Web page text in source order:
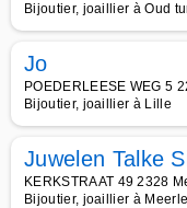
Bijoutier, joaillier à Oud
Jo
POEDERLEESE WEG 5
Bijoutier, joaillier à Lille
Juwelen Talke
KERKSTRAAT 49 2328
Bijoutier, joaillier à Meerle